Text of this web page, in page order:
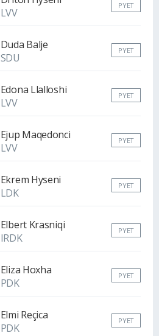
LVV
PYET
Duda Balje
SDU
PYET
Edona Llalloshi
LVV
PYET
Ejup Maqedonci
LVV
PYET
Ekrem Hyseni
LDK
PYET
Elbert Krasniqi
IRDK
PYET
Eliza Hoxha
PDK
PYET
Elmi Reçica
PDK
PYET